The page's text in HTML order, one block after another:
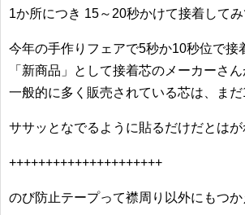
1か所につき 15～20秒かけて接着して
今年の手作りフェアで5秒か10秒位で接
「新商品」として接着芯のメーカーさ
一般的に多く販売されている芯は、ま
ササッとなでるように貼るだけだとはが
+++++++++++++++++++++
のび防止テープって襟周り以外にもつ